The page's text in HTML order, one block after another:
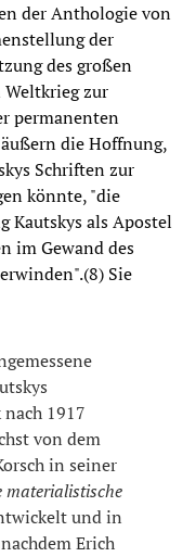
der Anthologie von
der
des großen
Weltkrieg zur
permanenten
die Hoffnung,
Schriften zur
könnte, "die
Kautskys als Apostel
im Gewand des
Sie
1917
von dem
in seiner
materialistische
und in
Erich